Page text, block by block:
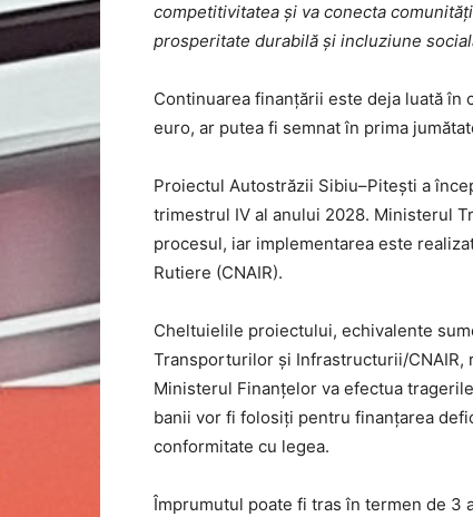
competitivitatea și va conecta
prosperitate durabilă și incluziune
Continuarea finanțării este deja luată în
euro, ar putea fi semnat în prima
Proiectul Autostrăzii Sibiu–Pitești a
trimestrul IV al anului 2028. Ministerul
procesul, iar implementarea este
Rutiere (CNAIR).
Cheltuielile proiectului, echivalente
Transporturilor și Infrastructurii/CNAIR,
Ministerul Finanțelor va efectua
banii vor fi folosiți pentru finanțarea
conformitate cu legea.
Împrumutul poate fi tras în termen de 3